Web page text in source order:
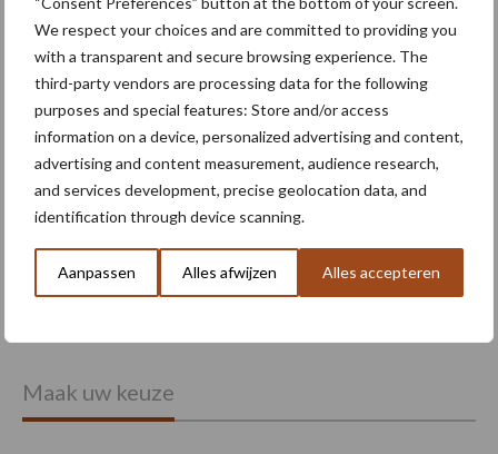
We respect your choices and are committed to providing you
with a transparent and secure browsing experience. The
third-party vendors are processing data for the following
purposes and special features: Store and/or access
information on a device, personalized advertising and content,
advertising and content measurement, audience research,
and services development, precise geolocation data, and
identification through device scanning.
Aanpassen Alles afwijzen Alles accepteren
gedragen pootcombinatie
van AVR
Provincie Antwerpen breidt
onttrekkingsverbod uit:
geen water meer
oppompen uit onbevaarbare
waterlopen
Maak uw keuze